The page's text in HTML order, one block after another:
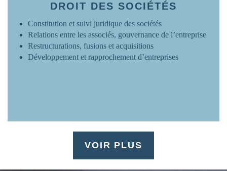
DROIT DES SOCIÉTÉS
Constitution et suivi juridique des sociétés
Relations entre les associés, gouvernance de l’entreprise
Restructurations, fusions et acquisitions
Développement et rapprochement d’entreprises
VOIR PLUS